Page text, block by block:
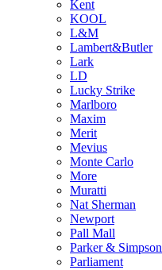
Kent
KOOL
L&M
Lambert&Butler
Lark
LD
Lucky Strike
Marlboro
Maxim
Merit
Mevius
Monte Carlo
More
Muratti
Nat Sherman
Newport
Pall Mall
Parker & Simpson
Parliament